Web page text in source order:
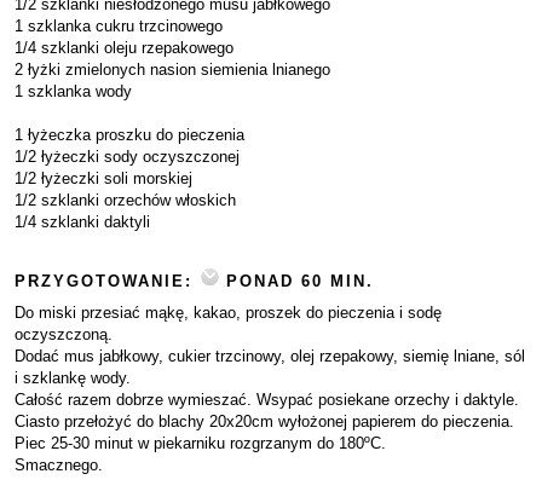
1/2 szklanki niesłodzonego musu jabłkowego
1 szklanka cukru trzcinowego
1/4 szklanki oleju rzepakowego
2 łyżki zmielonych nasion siemienia lnianego
1 szklanka wody
1 łyżeczka proszku do pieczenia
1/2 łyżeczki sody oczyszczonej
1/2 łyżeczki soli morskiej
1/2 szklanki orzechów włoskich
1/4 szklanki daktyli
PRZYGOTOWANIE:
PONAD 60 MIN.
Do miski przesiać mąkę, kakao, proszek do pieczenia i sodę
oczyszczoną.
Dodać mus jabłkowy, cukier trzcinowy, olej rzepakowy, siemię lniane, sól
i szklankę wody.
Całość razem dobrze wymieszać. Wsypać posiekane orzechy i daktyle.
Ciasto przełożyć do blachy 20x20cm wyłożonej papierem do pieczenia.
Piec 25-30 minut w piekarniku rozgrzanym do 180ºC.
Smacznego.